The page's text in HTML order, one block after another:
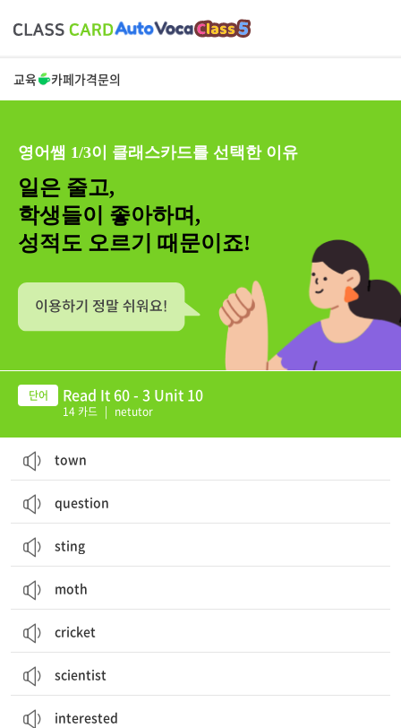
교육 카페가격문의
영어쌤 1/3이 클래스카드를 선택한 이유
일은 줄고,
학생들이 좋아하며,
성적도 오르기 때문이죠!
Read It 60 - 3 Unit 10
14 카드 | netutor
town
question
sting
moth
cricket
scientist
interested